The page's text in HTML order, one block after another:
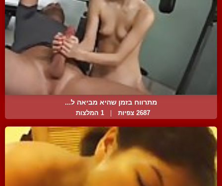
מתרווח בזמן שהיא מביאה ל...
2687 צפיות 1 המלצות